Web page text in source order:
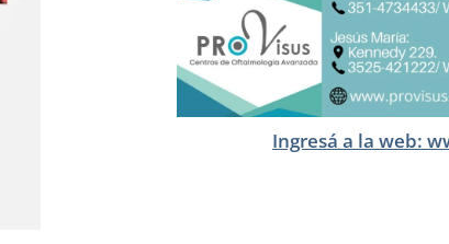
Ingresá a la web: